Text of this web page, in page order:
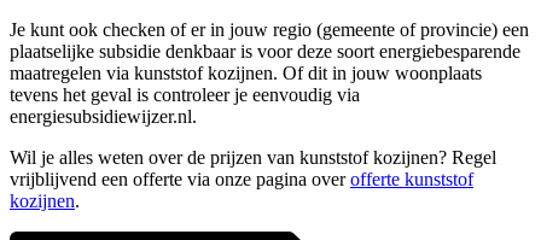
Je kunt ook checken of er in jouw regio (gemeente of provincie) een
plaatselijke subsidie denkbaar is voor deze soort energiebesparende
maatregelen via kunststof kozijnen. Of dit in jouw woonplaats
tevens het geval is controleer je eenvoudig via
energiesubsidiewijzer.nl.
Wil je alles weten over de prijzen van kunststof kozijnen? Regel
vrijblijvend een offerte via onze pagina overofferte kunststof
kozijnen.